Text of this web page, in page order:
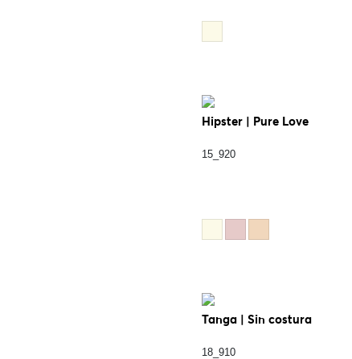
Hipster | Pure Love
15_920
Tanga | Sin costura
18_910